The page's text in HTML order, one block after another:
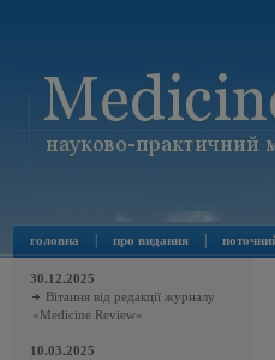
головна про видання
30.12.2025
Вітання від редакції журналу
«Medicine Review»
10.03.2025